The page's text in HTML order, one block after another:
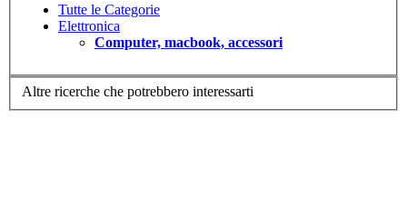
Tutte le Categorie
Elettronica
Computer, macbook, accessori
Altre ricerche che potrebbero interessarti